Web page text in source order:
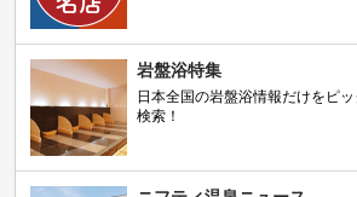
岩盤浴特集
日本全国の岩盤浴情報だけをピ
検索！